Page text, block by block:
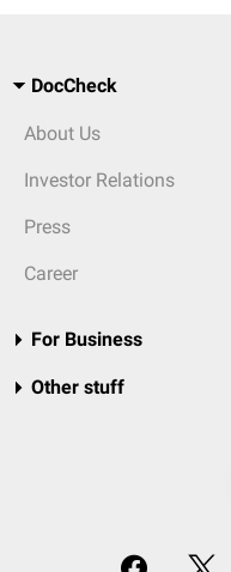
DocCheck
About Us
Investor Relations
Press
Career
For Business
Other stuff